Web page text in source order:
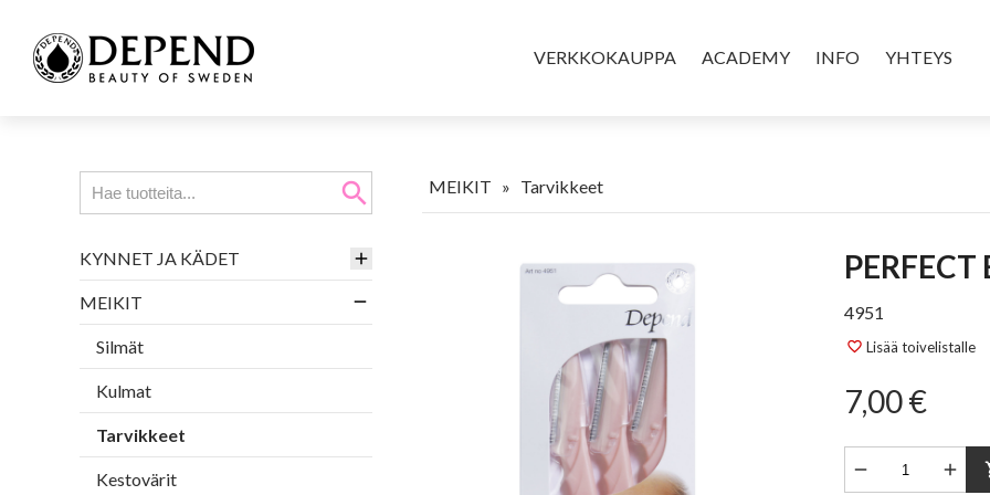
VERKKOKAUPPA ACADEMY INFO YHTEYS
search
KYNNET JA KÄDET
MEIKIT
Silmät
Kulmat
Tarvikkeet
Kestovärit
MEIKIT » Tarvikkeet
4951
favorite_border Lisää toivelistalle
7,00 €
 